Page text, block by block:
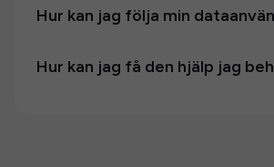
Hur kan jag följa min
Hur kan jag få den hjälp jag